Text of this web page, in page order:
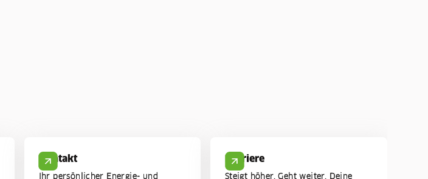
Kontakt
Ihr persönlicher Energie- und
Karriere
Steigt höher. Geht weiter. Deine